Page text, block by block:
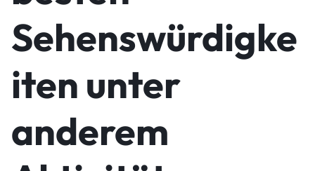
Sehenswürdigke
iten unter
anderem